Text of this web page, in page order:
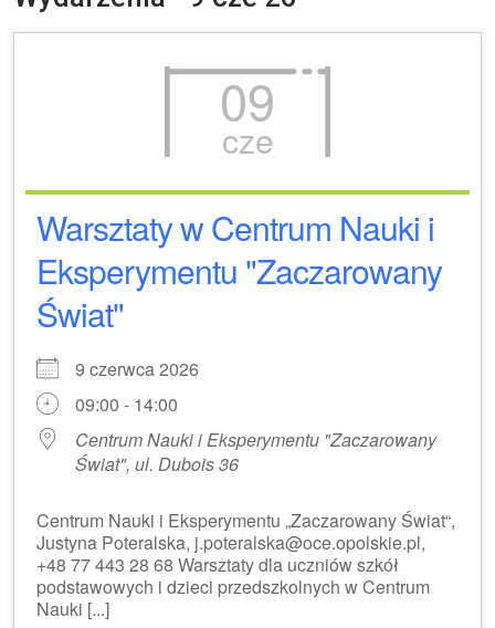
09
cze
Warsztaty w Centrum Nauki i
Eksperymentu "Zaczarowany
Świat"
9 czerwca 2026
09:00 - 14:00
Centrum Nauki i Eksperymentu "Zaczarowany
Świat", ul. Dubois 36
Centrum Nauki i Eksperymentu „Zaczarowany Świat“,
Justyna Poteralska, j.poteralska@oce.opolskie.pl,
+48 77 443 28 68 Warsztaty dla uczniów szkół
podstawowych i dzieci przedszkolnych w Centrum
Nauki [...]